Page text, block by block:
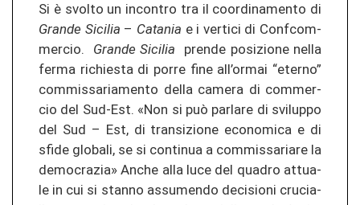
Si è svol­to un in­con­tro tra il co­or­di­na­men­to di
Gran­de Si­ci­lia – Ca­ta­nia e i ver­ti­ci di Con­f­com­
mer­cio. Gran­de Si­ci­lia
pren­de po­si­zio­ne nella
ferma ri­chies­ta di porre fine all’ormai “eter­no”
com­mis­sa­ria­men­to della ca­me­ra di com­mer­
cio del Sud-​Est. «Non si può par­la­re di svi­lup­po
del Sud – Est, di tran­si­zio­ne eco­no­mi­ca e di
sfide glo­ba­li, se si con­ti­nua a com­mis­sa­ria­re la
de­mo­cra­zia» Anche alla luce del qua­dro at­tua­
le in cui si stan­no as­su­men­do de­ci­sio­ni cru­cia­